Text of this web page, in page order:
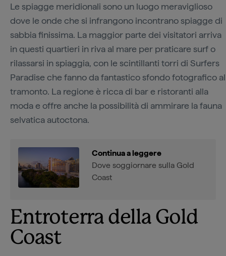
Le spiagge meridionali sono un luogo meraviglioso
dove le onde che si infrangono incontrano spiagge di
sabbia finissima. La maggior parte dei visitatori arriva
in questi quartieri in riva al mare per praticare surf o
rilassarsi in spiaggia, con le scintillanti torri di Surfers
Paradise che fanno da fantastico sfondo fotografico al
tramonto. La regione è ricca di bar e ristoranti alla
moda e offre anche la possibilità di ammirare la fauna
selvatica autoctona.
Continua a leggere
Dove soggiornare sulla Gold
Coast
Entroterra della Gold
Coast